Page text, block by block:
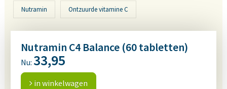
Nutramin Ontzuurde vitamine C
Nutramin C4 Balance (60 tabletten)
Nu: 33,95
in winkelwagen